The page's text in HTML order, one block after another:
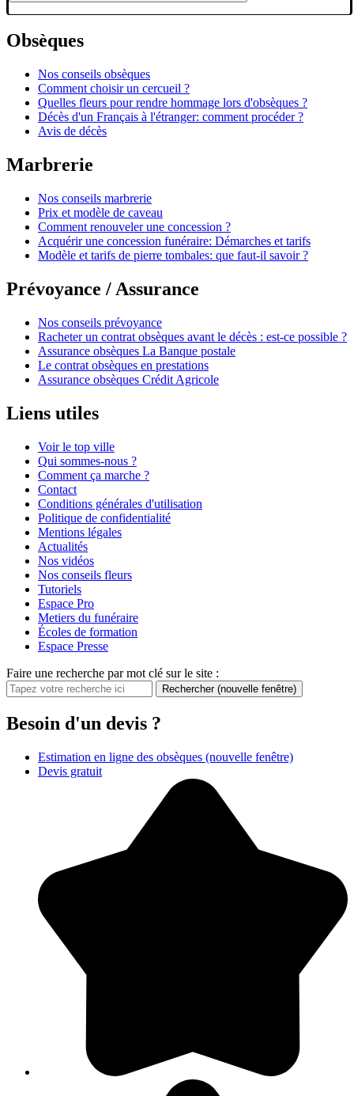
Obsèques
Nos conseils obsèques
Comment choisir un cercueil ?
Quelles fleurs pour rendre hommage lors d'obsèques ?
Décès d'un Français à l'étranger: comment procéder ?
Avis de décès
Marbrerie
Nos conseils marbrerie
Prix et modèle de caveau
Comment renouveler une concession ?
Acquérir une concession funéraire: Démarches et tarifs
Modèle et tarifs de pierre tombales: que faut-il savoir ?
Prévoyance / Assurance
Nos conseils prévoyance
Racheter un contrat obsèques avant le décès : est-ce possible ?
Assurance obsèques La Banque postale
Le contrat obsèques en prestations
Assurance obsèques Crédit Agricole
Liens utiles
Voir le top ville
Qui sommes-nous ?
Comment ça marche ?
Contact
Conditions générales d'utilisation
Politique de confidentialité
Mentions légales
Actualités
Nos vidéos
Nos conseils fleurs
Tutoriels
Espace Pro
Metiers du funéraire
Écoles de formation
Espace Presse
Faire une recherche par mot clé sur le site :
Rechercher (nouvelle fenêtre)
Besoin d'un devis ?
Estimation en ligne des obsèques (nouvelle fenêtre)
Devis gratuit